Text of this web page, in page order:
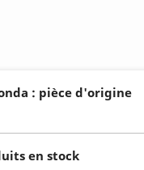
: pièce d'origine
en stock